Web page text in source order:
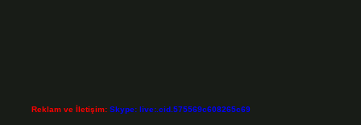
Reklam ve İletişim: Skype: live:.cid.575569c608265c69